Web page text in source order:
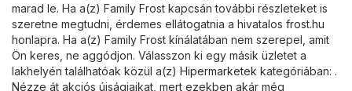
marad le. Ha a(z) Family Frost kapcsán további részleteket is
szeretne megtudni, érdemes ellátogatnia a hivatalos frost.hu
honlapra. Ha a(z) Family Frost kínálatában nem szerepel, amit
Ön keres, ne aggódjon. Válasszon ki egy másik üzletet a
lakhelyén találhatóak közül a(z) Hipermarketek kategóriában: .
Nézze át akciós újságjaikat, mert ezekben akár még